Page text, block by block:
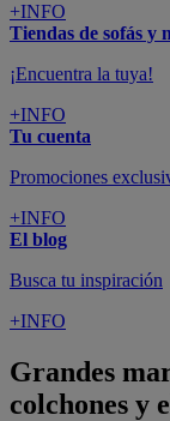
+INFO
Tiendas de sofás y
¡Encuentra la tuya!
+INFO
Tu cuenta
Promociones
+INFO
El blog
Busca tu inspiración
+INFO
Grandes
colchones y